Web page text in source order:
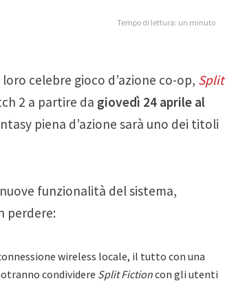
Tempo di lettura: un minuto
celebre gioco d’azione co-op, Split
2 a partire da giovedì 24 aprile al
piena d’azione sarà uno dei titoli
funzionalità del sistema,
perdere:
wireless locale, il tutto con una
condividere Split Fictioncon gli utenti